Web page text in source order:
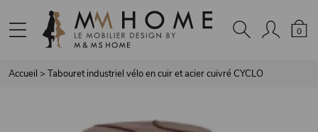
0
Accueil > Tabouret industriel vélo en cuir et acier cuivré CYCLO
Panneau de gestion des cookies